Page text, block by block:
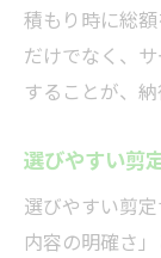
積もり時に総
だけでなく、
することが、
選びやすい剪
選びやすい剪
内容の明確さ